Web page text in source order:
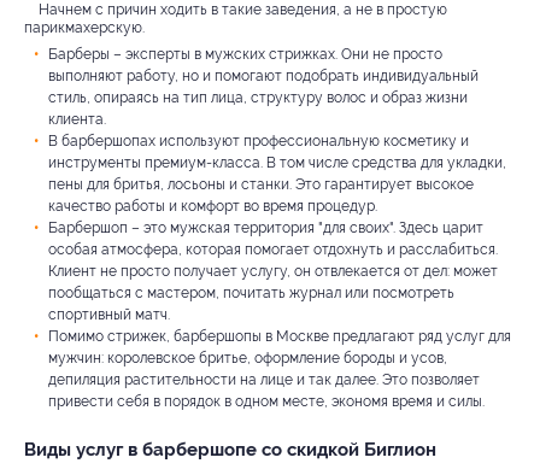
Начнем с причин ходить в такие заведения, а не в простую
парикмахерскую.
Барберы – эксперты в мужских стрижках. Они не просто
выполняют работу, но и помогают подобрать индивидуальный
стиль, опираясь на тип лица, структуру волос и образ жизни
клиента.
В барбершопах используют профессиональную косметику и
инструменты премиум-класса. В том числе средства для укладки,
пены для бритья, лосьоны и станки. Это гарантирует высокое
качество работы и комфорт во время процедур.
Барбершоп – это мужская территория "для своих". Здесь царит
особая атмосфера, которая помогает отдохнуть и расслабиться.
Клиент не просто получает услугу, он отвлекается от дел: может
пообщаться с мастером, почитать журнал или посмотреть
спортивный матч.
Помимо стрижек, барбершопы в Москве предлагают ряд услуг для
мужчин: королевское бритье, оформление бороды и усов,
депиляция растительности на лице и так далее. Это позволяет
привести себя в порядок в одном месте, экономя время и силы.
Виды услуг в барбершопе со скидкой Биглион